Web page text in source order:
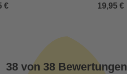
€
19,95 €
38 von 38 Bewertungen